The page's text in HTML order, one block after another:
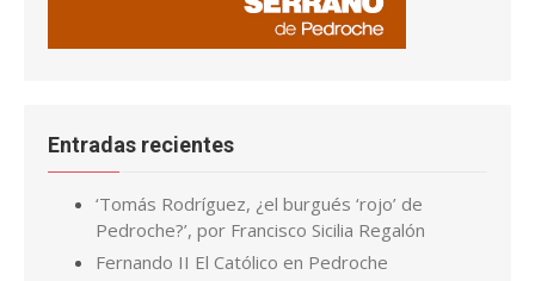
Entradas recientes
‘Tomás Rodríguez, ¿el burgués ‘rojo’ de
Pedroche?’, por Francisco Sicilia Regalón
Fernando II El Católico en Pedroche